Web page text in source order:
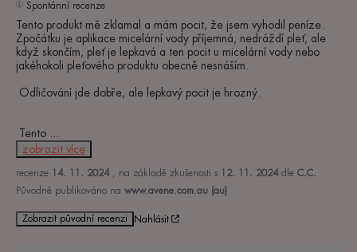
Spontánní recenze
Tento produkt mě zklamal a mám pocit, že jsem vyhodil peníze.
Zpočátku je aplikace micelární vody příjemná, nedráždí pleť, ale
když skončím, pleť je lepkavá a ten pocit u micelární vody nebo
jakéhokoli pleťového produktu obecně nesnáším.
Tento
zobrazit více
recenze 14. 11. 2024 , na základě zkušenosti s 12. 11. 2024 dle C.C.
Původně publikováno na www.avene.com.au (au)
Zobrazit původní recenzi Nahlásit